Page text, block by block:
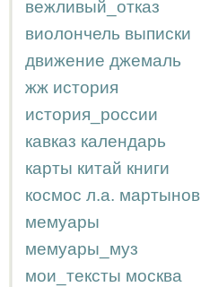
вежливый_отказ
виолончель выписки
движение джемаль
жж история
история_россии
кавказ календарь
карты китай книги
космос л.а. мартынов
мемуары
мемуары_муз
мои_тексты москва